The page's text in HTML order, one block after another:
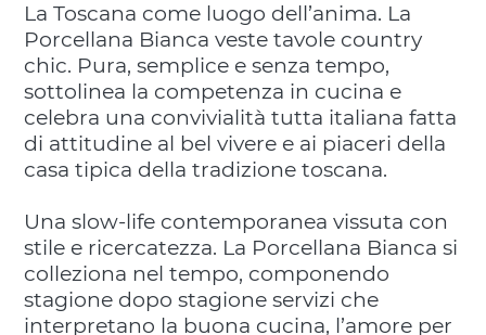
La Toscana come luogo dell’anima. La
Porcellana Bianca veste tavole country
chic. Pura, semplice e senza tempo,
sottolinea la competenza in cucina e
celebra una convivialità tutta italiana fatta
di attitudine al bel vivere e ai piaceri della
casa tipica della tradizione toscana.
Una slow-life contemporanea vissuta con
stile e ricercatezza. La Porcellana Bianca si
colleziona nel tempo, componendo
stagione dopo stagione servizi che
interpretano la buona cucina, l’amore per